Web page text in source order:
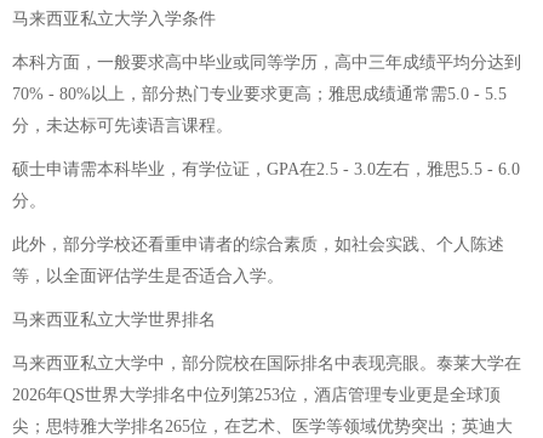
马来西亚私立大学入学条件
本科方面，一般要求高中毕业或同等学历，高中三年成绩平均分达到
70% - 80%以上，部分热门专业要求更高；雅思成绩通常需5.0 - 5.5
分，未达标可先读语言课程。
硕士申请需本科毕业，有学位证，GPA在2.5 - 3.0左右，雅思5.5 - 6.0
分。
此外，部分学校还看重申请者的综合素质，如社会实践、个人陈述
等，以全面评估学生是否适合入学。
马来西亚私立大学世界排名
马来西亚私立大学中，部分院校在国际排名中表现亮眼。泰莱大学在
2026年QS世界大学排名中位列第253位，酒店管理专业更是全球顶
尖；思特雅大学排名265位，在艺术、医学等领域优势突出；英迪大